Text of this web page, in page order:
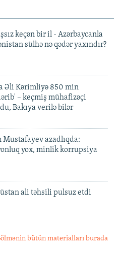
keçən bir il - Azərbaycanla
sülhə nə qədər yaxındır?
Əli Kərimliyə 850 min
– keçmiş mühafizəçi
Bakıya verilə bilər
Mustafayev azadlıqda:
yox, minlik korrupsiya
ali təhsili pulsuz etdi
bütün materialları burada